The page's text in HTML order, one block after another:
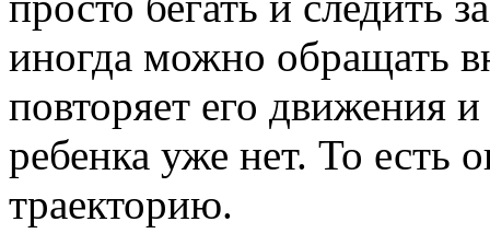
иногда можно обращать
повторяет его движения
ребенка уже нет. То есть
траекторию.